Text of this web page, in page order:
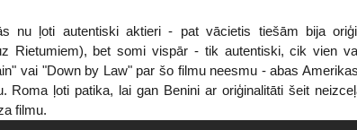
nu ļoti autentiski aktieri - pat vācietis tiešām bija
Rietumiem), bet somi vispār - tik autentiski, cik vien
vai "Down by Law" par šo filmu neesmu - abas
Roma ļoti patika, lai gan Benini ar oriģinalitāti šeit
filmu.